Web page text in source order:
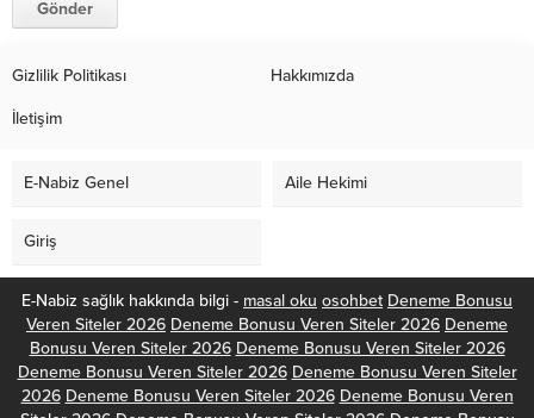
Gizlilik Politikası Hakkımızda
İletişim
E-Nabiz Genel Aile Hekimi
Giriş
E-Nabiz sağlık hakkında bilgi - masal oku osohbet Deneme Bonusu
Veren Siteler 2026 Deneme Bonusu Veren Siteler 2026 Deneme
Bonusu Veren Siteler 2026 Deneme Bonusu Veren Siteler 2026
Deneme Bonusu Veren Siteler 2026 Deneme Bonusu Veren Siteler
2026 Deneme Bonusu Veren Siteler 2026 Deneme Bonusu Veren